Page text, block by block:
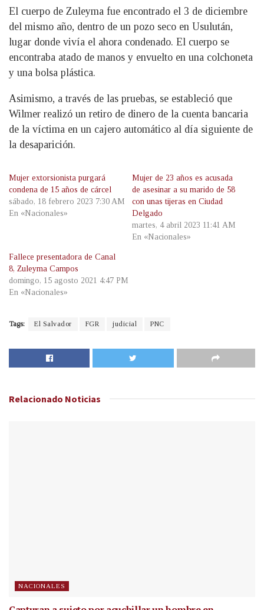
El cuerpo de Zuleyma fue encontrado el 3 de diciembre
del mismo año, dentro de un pozo seco en Usulután,
lugar donde vivía el ahora condenado. El cuerpo se
encontraba atado de manos y envuelto en una colchoneta
y una bolsa plástica.
Asimismo, a través de las pruebas, se estableció que
Wilmer realizó un retiro de dinero de la cuenta bancaria
de la víctima en un cajero automático al día siguiente de
la desaparición.
Mujer extorsionista purgará
condena de 15 años de cárcel
sábado, 18 febrero 2023 7:30 AM
En «Nacionales»
Mujer de 23 años es acusada
de asesinar a su marido de 58
con unas tijeras en Ciudad
Delgado
martes, 4 abril 2023 11:41 AM
En «Nacionales»
Fallece presentadora de Canal
8, Zuleyma Campos
domingo, 15 agosto 2021 4:47 PM
En «Nacionales»
Tags: El Salvador FGR judicial PNC
Relacionado Noticias
NACIONALES